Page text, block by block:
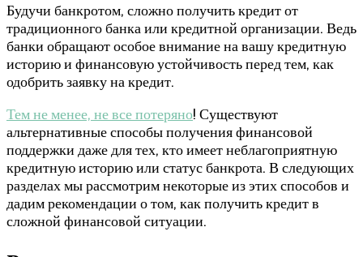
Будучи банкротом, сложно получить кредит от
традиционного банка или кредитной организации. Ведь
банки обращают особое внимание на вашу кредитную
историю и финансовую устойчивость перед тем, как
одобрить заявку на кредит.
Тем не менее, не все потеряно! Существуют
альтернативные способы получения финансовой
поддержки даже для тех, кто имеет неблагоприятную
кредитную историю или статус банкрота. В следующих
разделах мы рассмотрим некоторые из этих способов и
дадим рекомендации о том, как получить кредит в
сложной финансовой ситуации.